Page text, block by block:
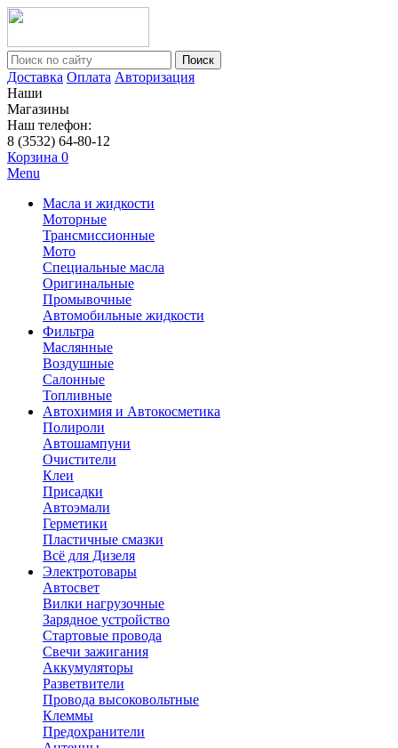
Поиск
Доставка Оплата Авторизация
Наши
Магазины
Наш телефон:
8 (3532) 64-80-12
Корзина 0
Menu
Масла и жидкости
Моторные
Трансмиссионные
Мото
Специальные масла
Оригинальные
Промывочные
Автомобильные жидкости
Фильтра
Маслянные
Воздушные
Салонные
Топливные
Автохимия и Автокосметика
Полироли
Автошампуни
Очистители
Клеи
Присадки
Автоэмали
Герметики
Пластичные смазки
Всё для Дизеля
Электротовары
Автосвет
Вилки нагрузочные
Зарядное устройство
Стартовые провода
Свечи зажигания
Аккумуляторы
Разветвители
Провода высоковольтные
Клеммы
Предохранители